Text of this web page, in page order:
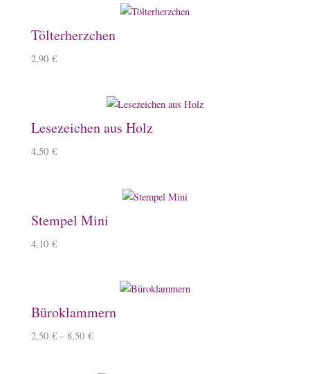
Tölterherzchen
2,90 €
Lesezeichen aus Holz
4,50 €
Stempel Mini
4,10 €
Büroklammern
2,50 € – 8,50 €